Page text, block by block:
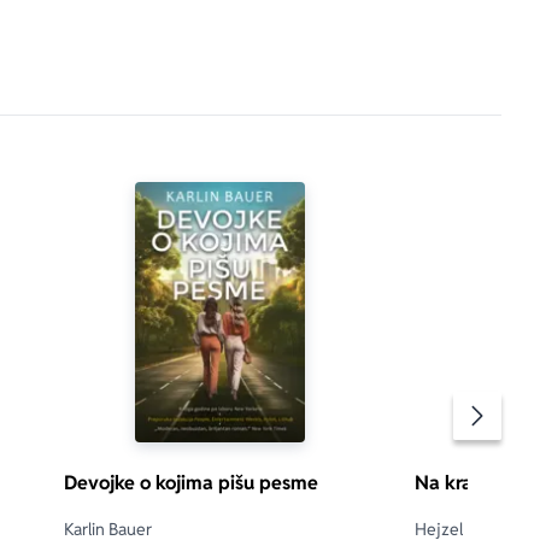
Devojke o kojima pišu pesme
Karlin Bauer
Na kraju
Hejzel Prajor